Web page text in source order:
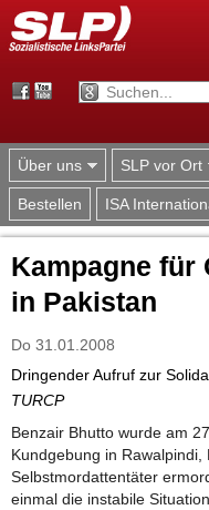
Über uns SLP vor Ort
Bestellen ISA
Kampagne für
in Pakistan
Do 31.01.2008
Dringender Aufruf zur
TURCP
Benzair Bhutto wurde am
Kundgebung in Rawalpindi,
Selbstmordattentäter
einmal die instabile